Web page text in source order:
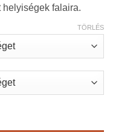
falaira.
TÖRLÉS
mosható falfesték